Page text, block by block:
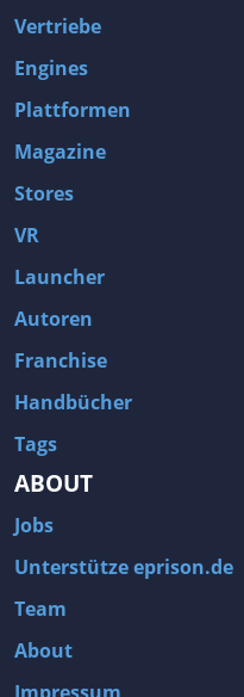
Vertriebe
Engines
Plattformen
Magazine
Stores
VR
Launcher
Autoren
Franchise
Handbücher
Tags
ABOUT
Jobs
Unterstütze eprison.de
Team
About